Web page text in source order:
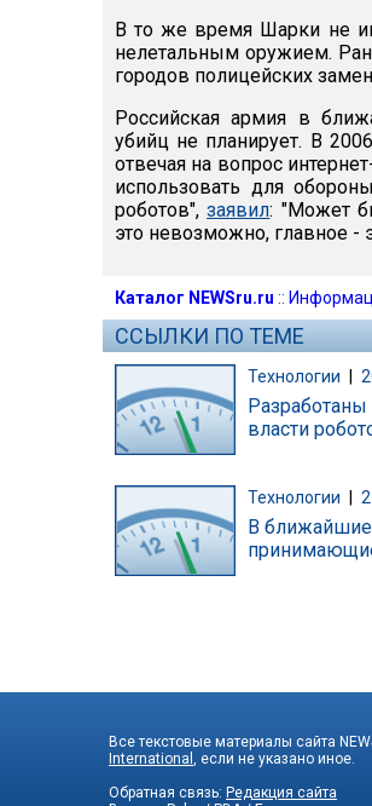
В то же время Шарки не
нелетальным оружием.
городов полицейских
Российская армия в
убийц не планирует. В
отвечая на вопрос
использовать для
роботов",заявил: "Может
это невозможно, главное -
Каталог NEWSru.ru ::
ССЫЛКИ ПО ТЕМЕ
Технологии
Разработаны
власти
Технологии
В ближайшие
Все текстовые материалы сайта
International
, если не указано иное.
Обратная связь: Редакция сайта